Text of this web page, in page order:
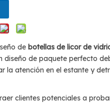
de botellas de licor de
de paquete perfecto
atención en el estante y
clientes potenciales a